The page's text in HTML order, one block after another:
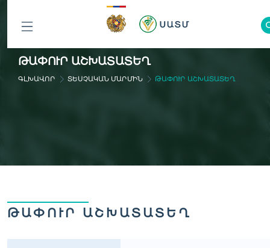
ԲՈԼՈՐ
ԲԱԺԻՆՆԵՐԸ
ԹԱՓՈՒՐ ԱՇԽԱՏԱՏԵՂ
ԳԼԽԱՎՈՐ ՏԵՍՉԱԿԱՆ ՄԱՐՄԻՆ ԹԱՓՈՒՐ ԱՇԽԱՏԱՏԵՂ
ԹԱՓՈՒՐ ԱՇԽԱՏԱՏԵՂ